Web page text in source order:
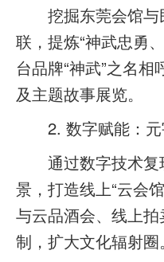
挖掘东莞会馆与
联，提炼“神武忠勇
台品牌“神武”之名
及主题故事展览。
2. 数字赋能：元
通过数字技术复
景，打造线上“云会
与云品酒会、线上
制，扩大文化辐射圈。